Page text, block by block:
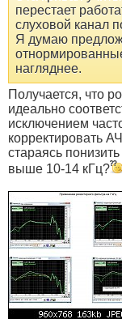
перестает
слуховой канал
Я думаю
нагляднее.
Получается, что
идеально
исключением
корректировать
стараясь
выше 10-14 кГц?